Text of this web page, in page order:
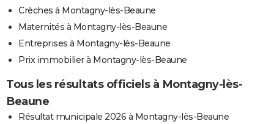
Crèches à Montagny-lès-Beaune
Maternités à Montagny-lès-Beaune
Entreprises à Montagny-lès-Beaune
Prix immobilier à Montagny-lès-Beaune
Tous les résultats officiels à Montagny-lès-
Beaune
Résultat municipale 2026 à Montagny-lès-Beaune